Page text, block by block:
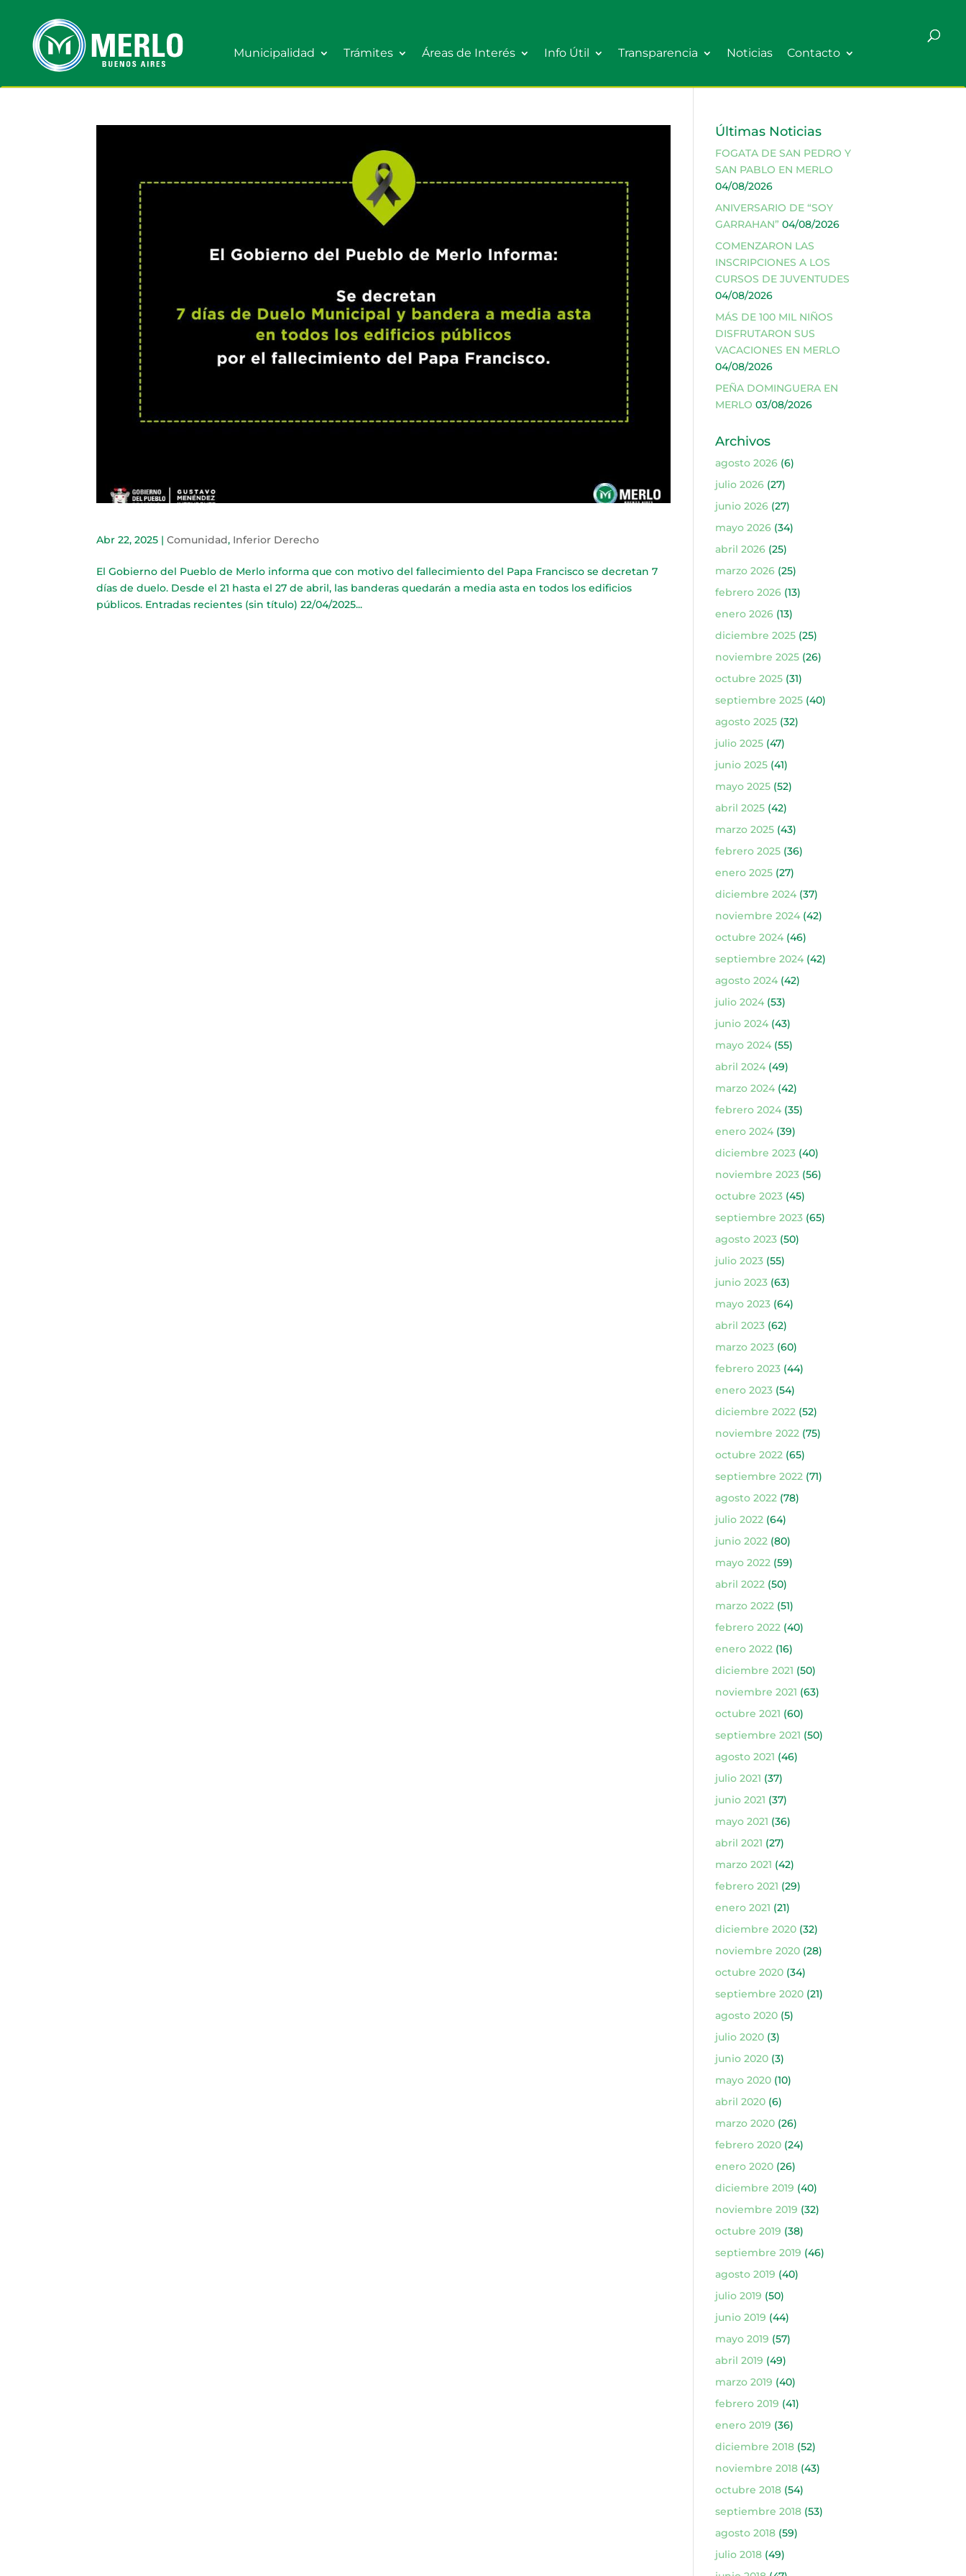
Municipalidad Trámites Áreas de Interés Info Útil Transparencia Noticias Contacto
Abr 22, 2025 |Comunidad, Inferior Derecho
El Gobierno del Pueblo de Merlo informa que con motivo del fallecimiento del Papa Francisco se decretan 7
días de duelo. Desde el 21 hasta el 27 de abril, las banderas quedarán a media asta en todos los edificios
públicos. Entradas recientes (sin título) 22/04/2025...
Últimas Noticias
FOGATA DE SAN PEDRO Y
SAN PABLO EN MERLO
04/08/2026
ANIVERSARIO DE “SOY
GARRAHAN” 04/08/2026
COMENZARON LAS
INSCRIPCIONES A LOS
CURSOS DE JUVENTUDES
04/08/2026
MÁS DE 100 MIL NIÑOS
DISFRUTARON SUS
VACACIONES EN MERLO
04/08/2026
PEÑA DOMINGUERA EN
MERLO 03/08/2026
Archivos
agosto 2026(6)
julio 2026(27)
junio 2026(27)
mayo 2026(34)
abril 2026(25)
marzo 2026(25)
febrero 2026(13)
enero 2026(13)
diciembre 2025(25)
noviembre 2025(26)
octubre 2025(31)
septiembre 2025(40)
agosto 2025(32)
julio 2025(47)
junio 2025(41)
mayo 2025(52)
abril 2025(42)
marzo 2025(43)
febrero 2025(36)
enero 2025(27)
diciembre 2024(37)
noviembre 2024(42)
octubre 2024(46)
septiembre 2024(42)
agosto 2024(42)
julio 2024(53)
junio 2024(43)
mayo 2024(55)
abril 2024(49)
marzo 2024(42)
febrero 2024(35)
enero 2024(39)
diciembre 2023(40)
noviembre 2023(56)
octubre 2023(45)
septiembre 2023(65)
agosto 2023(50)
julio 2023(55)
junio 2023(63)
mayo 2023(64)
abril 2023(62)
marzo 2023(60)
febrero 2023(44)
enero 2023(54)
diciembre 2022(52)
noviembre 2022(75)
octubre 2022(65)
septiembre 2022(71)
agosto 2022(78)
julio 2022(64)
junio 2022(80)
mayo 2022(59)
abril 2022(50)
marzo 2022(51)
febrero 2022(40)
enero 2022(16)
diciembre 2021 (50)
noviembre 2021 (63)
octubre 2021 (60)
septiembre 2021 (50)
agosto 2021 (46)
julio 2021 (37)
junio 2021 (37)
mayo 2021 (36)
abril 2021 (27)
marzo 2021 (42)
febrero 2021 (29)
enero 2021 (21)
diciembre 2020(32)
noviembre 2020(28)
octubre 2020(34)
septiembre 2020(21)
agosto 2020(5)
julio 2020(3)
junio 2020(3)
mayo 2020(10)
abril 2020(6)
marzo 2020(26)
febrero 2020(24)
enero 2020(26)
diciembre 2019 (40)
noviembre 2019 (32)
octubre 2019 (38)
septiembre 2019 (46)
agosto 2019 (40)
julio 2019 (50)
junio 2019 (44)
mayo 2019 (57)
abril 2019 (49)
marzo 2019 (40)
febrero 2019 (41)
enero 2019 (36)
diciembre 2018(52)
noviembre 2018(43)
octubre 2018(54)
septiembre 2018(53)
agosto 2018(59)
julio 2018(49)